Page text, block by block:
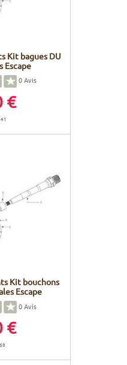
Kit bagues DU
Escape
0Avis
€
Kit bouchons
Escape
0Avis
€